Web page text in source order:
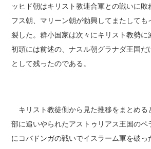
ッヒド朝はキリスト教連合軍との戦いに
フス朝、マリーン朝が勃興してまたして
裂した。群小国家は次々にキリスト教勢
初頭には前述の、ナスル朝グラナダ王国だ
として残ったのである。
キリスト教徒側から見た推移をまとめる
部に追いやられたアストゥリアス王国の
にコバドンガの戦いでイスラーム軍を破っ